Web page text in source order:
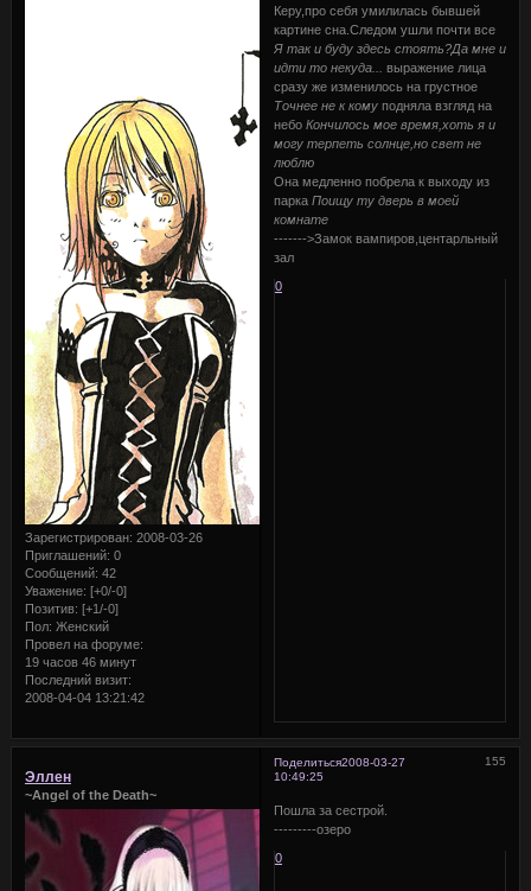
Зарегистрирован: 2008-03-26
Приглашений: 0
Сообщений: 42
Уважение: [+0/-0]
Позитив: [+1/-0]
Пол: Женский
Провел на форуме:
19 часов 46 минут
Последний визит:
2008-04-04 13:21:42
Керу,про себя умилилась бывшей
картине сна.Следом ушли почти все
Я так и буду здесь стоять?Да мне и
идти то некуда...
выражение лица
сразу же изменилось на грустное
Точнее не к комуподняла взгляд на
небо Кончилось мое время,хоть я и
могу терпеть солнце,но свет не
люблю
Она медленно побрела к выходу из
парка Поищу ту дверь в моей
комнате
------->Замок вампиров,центарльный
зал
0
Поделиться 155
2008-03-27
10:49:25
Эллен
~Angel of the Death~
Пошла за сестрой.
---------озеро
0